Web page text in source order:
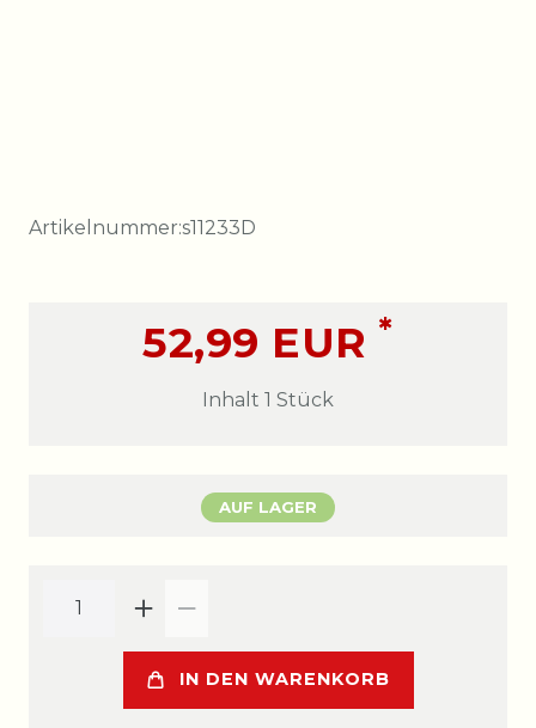
Artikelnummer:s11233D
52,99 EUR*
Inhalt 1 Stück
AUF LAGER
IN DEN WARENKORB